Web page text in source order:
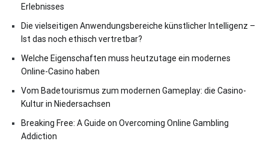
Erlebnisses
Die vielseitigen Anwendungsbereiche künstlicher Intelligenz –
Ist das noch ethisch vertretbar?
Welche Eigenschaften muss heutzutage ein modernes
Online-Casino haben
Vom Badetourismus zum modernen Gameplay: die Casino-
Kultur in Niedersachsen
Breaking Free: A Guide on Overcoming Online Gambling
Addiction